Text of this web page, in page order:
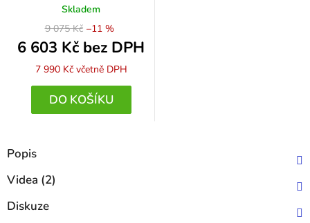
Skladem
9 075 Kč
6 603 Kč bez DPH
7 990 Kč včetně DPH
–11 %
DO KOŠÍKU
Popis
Videa (2)
Diskuze